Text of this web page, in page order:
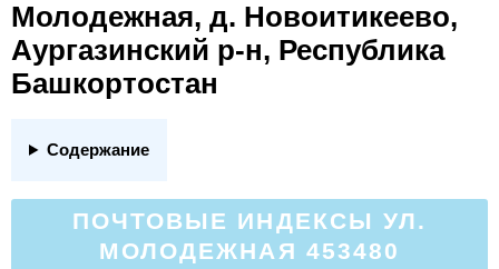
Молодежная, д. Новоитикеево,
Аургазинский р-н, Республика
Башкортостан
Содержание
ПОЧТОВЫЕ ИНДЕКСЫ УЛ.
МОЛОДЕЖНАЯ 453480